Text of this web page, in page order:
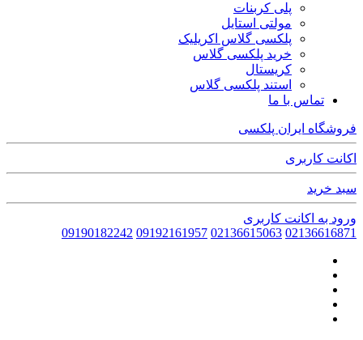
پلی کربنات
مولتی استایل
پلکسی گلاس اکریلیک
خرید پلکسی گلاس
کریستال
استند پلکسی گلاس
تماس با ما
فروشگاه ایران پلکسی
اکانت کاربری
سبد خرید
ورود به اکانت کاربری
02136616871
02136615063
09192161957
09190182242